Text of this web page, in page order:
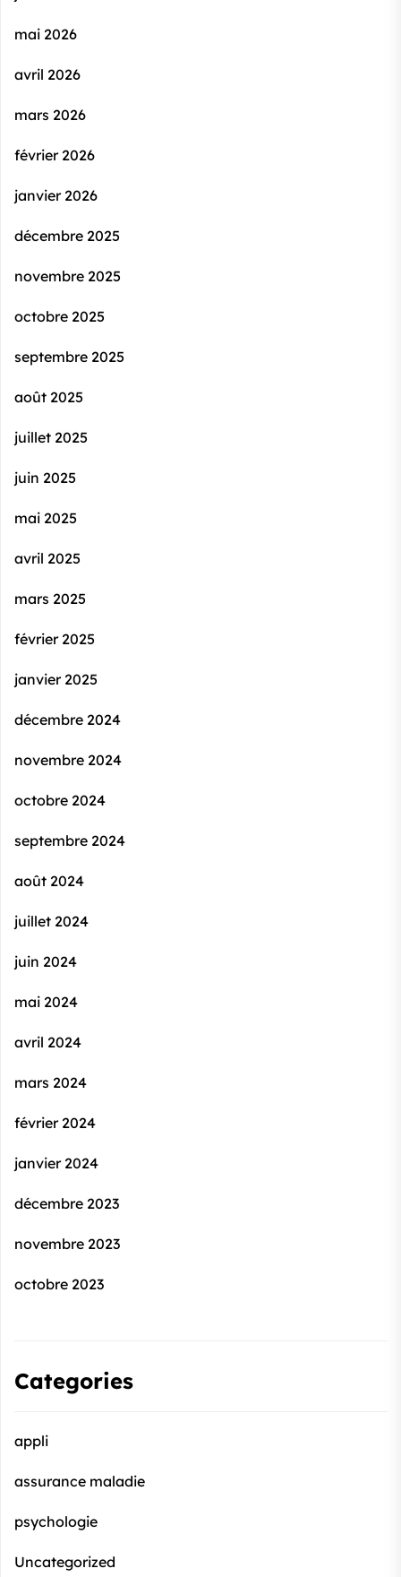
mai 2026
avril 2026
mars 2026
février 2026
janvier 2026
décembre 2025
novembre 2025
octobre 2025
septembre 2025
août 2025
juillet 2025
juin 2025
mai 2025
avril 2025
mars 2025
février 2025
janvier 2025
décembre 2024
novembre 2024
octobre 2024
septembre 2024
août 2024
juillet 2024
juin 2024
mai 2024
avril 2024
mars 2024
février 2024
janvier 2024
décembre 2023
novembre 2023
octobre 2023
Categories
appli
assurance maladie
psychologie
Uncategorized